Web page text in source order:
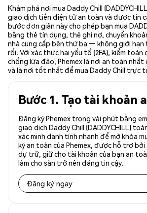
Khám phá nơi mua Daddy Chill
giao dịch tiền điện tử an toàn và được tin
bước đơn giản này cho phép bạn mua
bằng thẻ tín dụng, thẻ ghi nợ, chuyển
nhà cung cấp bên thứ ba — không giới
rối. Với xác thực hai yếu tố (2FA), kiểm toán
chống lừa đảo, Phemex là nơi an toàn nhất
và là nơi tốt nhất để mua Daddy Chill trực
Bước 1. Tạo tài khoản
Đăng ký Phemex trong vài phút bằng
giao dịch Daddy Chill (DADDYCHILL)
xác minh danh tính nhanh để mở khóa
ký an toàn của Phemex, được hỗ trợ bởi
dự trữ, giữ cho tài khoản của bạn an
làm cho sàn trở nên đáng tin cậy.
Đăng ký ngay